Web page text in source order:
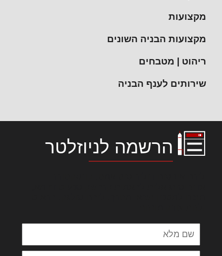
מקצועות
מקצועות הבניה השונים
ריהוט | מטבחים
שירותים לענף הבניה
הרשמה לניוזלטר